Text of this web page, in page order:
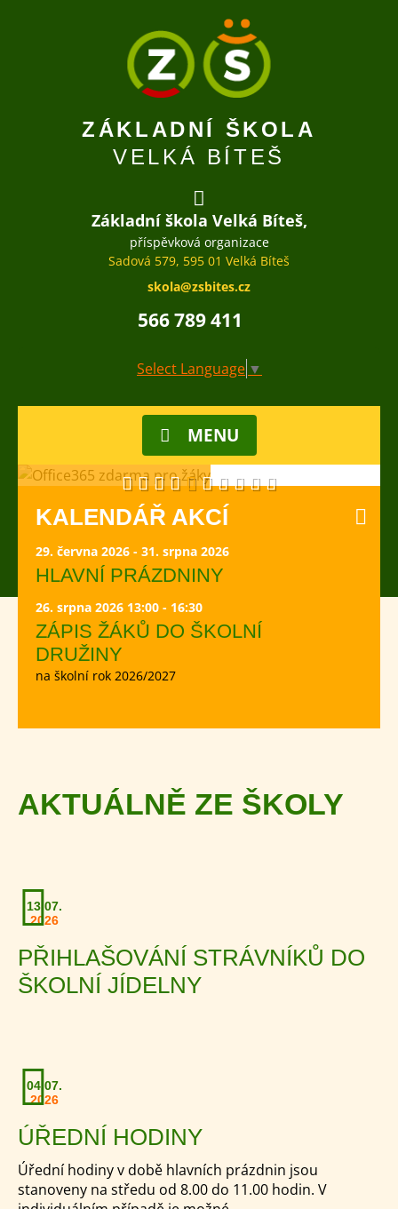
ZÁKLADNÍ ŠKOLA
VELKÁ BÍTEŠ
Základní škola Velká Bíteš,
příspěvková organizace
Sadová 579, 595 01 Velká Bíteš
skola@zsbites.cz
566 789 411
Select Language ▼
MENU
ZDARMA PRO
KALENDÁŘ AKCÍ
29. června 2026 - 31. srpna 2026
HLAVNÍ PRÁZDNINY
26. srpna 2026 13:00 - 16:30
ZÁPIS ŽÁKŮ DO ŠKOLNÍ
DRUŽINY
na školní rok 2026/2027
AKTUÁLNĚ ZE ŠKOLY
13.07.
2026
PŘIHLAŠOVÁNÍ STRÁVNÍKŮ DO
ŠKOLNÍ JÍDELNY
04.07.
2026
ÚŘEDNÍ HODINY
Úřední hodiny v době hlavních prázdnin jsou
stanoveny na středu od 8.00 do 11.00 hodin. V